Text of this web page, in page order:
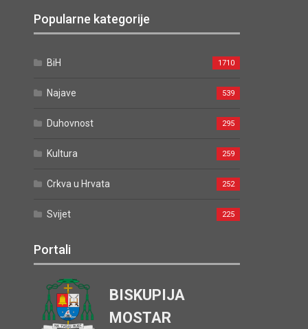
Popularne kategorije
BiH 1710
Najave 539
Duhovnost 295
Kultura 259
Crkva u Hrvata 252
Svijet 225
Portali
BISKUPIJA
MOSTAR